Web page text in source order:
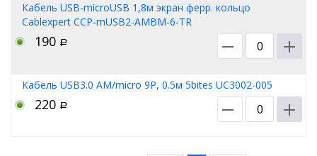
Кабель USB-microUSB 1,8м экран ферр. кольцо
Cablexpert CCP-mUSB2-AMBM-6-TR
190 Р
Кабель USB3.0 AM/micro 9P, 0.5м 5bites UC3002-005
220 Р